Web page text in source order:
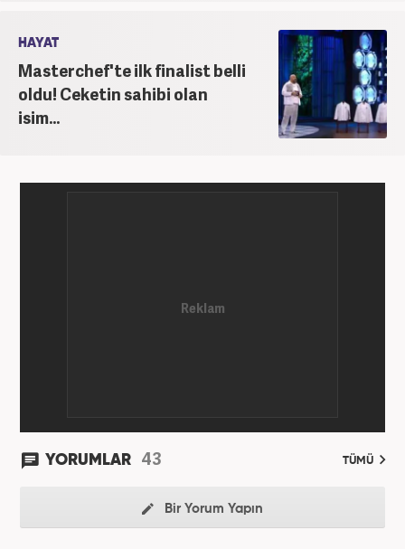
HAYAT
Masterchef'te ilk finalist belli
oldu! Ceketin sahibi olan
isim...
YORUMLAR 43 TÜMÜ
Bir Yorum Yapın